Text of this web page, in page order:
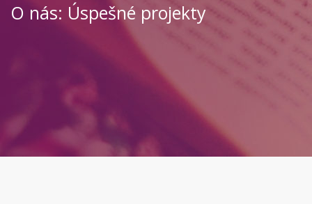
O nás: Úspešné projekty